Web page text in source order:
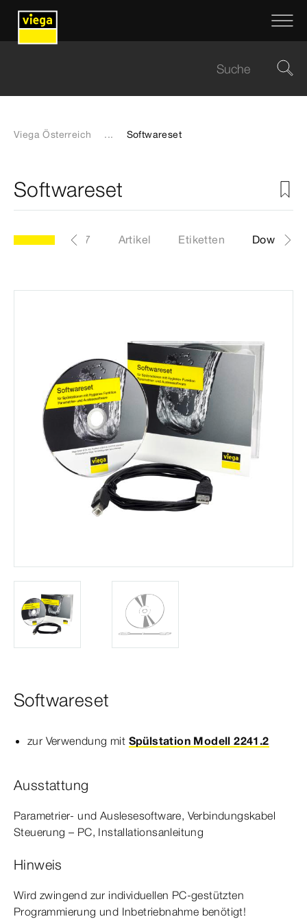
Viega Österreich ... Softwareset
Softwareset
Modell 2241.97 Artikel Etiketten
Softwareset
zur Verwendung mit Spülstation Modell 2241.2
Ausstattung
Parametrier- und Auslesesoftware, Verbindungskabel
Steuerung – PC, Installationsanleitung
Hinweis
Wird zwingend zur individuellen PC-​gestützten
Programmierung und Inbetriebnahme benötigt!